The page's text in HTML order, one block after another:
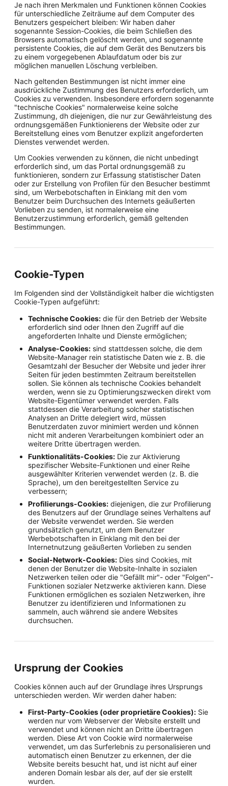
Je nach ihren Merkmalen und Funktionen können Cookies
für unterschiedliche Zeiträume auf dem Computer des
Benutzers gespeichert bleiben: Wir haben daher
sogenannte Session-Cookies, die beim Schließen des
Browsers automatisch gelöscht werden, und sogenannte
persistente Cookies, die auf dem Gerät des Benutzers bis
zu einem vorgegebenen Ablaufdatum oder bis zur
möglichen manuellen Löschung verbleiben.
Nach geltenden Bestimmungen ist nicht immer eine
ausdrückliche Zustimmung des Benutzers erforderlich, um
Cookies zu verwenden. Insbesondere erfordern sogenannte
"technische Cookies" normalerweise keine solche
Zustimmung, dh diejenigen, die nur zur Gewährleistung des
ordnungsgemäßen Funktionierens der Website oder zur
Bereitstellung eines vom Benutzer explizit angeforderten
Dienstes verwendet werden.
Um Cookies verwenden zu können, die nicht unbedingt
erforderlich sind, um das Portal ordnungsgemäß zu
funktionieren, sondern zur Erfassung statistischer Daten
oder zur Erstellung von Profilen für den Besucher bestimmt
sind, um Werbebotschaften in Einklang mit den vom
Benutzer beim Durchsuchen des Internets geäußerten
Vorlieben zu senden, ist normalerweise eine
Benutzerzustimmung erforderlich, gemäß geltenden
Bestimmungen.
Cookie-Typen
Im Folgenden sind der Vollständigkeit halber die wichtigsten
Cookie-Typen aufgeführt:
Technische Cookies: die für den Betrieb der Website
erforderlich sind oder Ihnen den Zugriff auf die
angeforderten Inhalte und Dienste ermöglichen;
Analyse-Cookies: sind stattdessen solche, die dem
Website-Manager rein statistische Daten wie z. B. die
Gesamtzahl der Besucher der Website und jeder ihrer
Seiten für jeden bestimmten Zeitraum bereitstellen
sollen. Sie können als technische Cookies behandelt
werden, wenn sie zu Optimierungszwecken direkt vom
Website-Eigentümer verwendet werden. Falls
stattdessen die Verarbeitung solcher statistischen
Analysen an Dritte delegiert wird, müssen
Benutzerdaten zuvor minimiert werden und können
nicht mit anderen Verarbeitungen kombiniert oder an
weitere Dritte übertragen werden.
Funktionalitäts-Cookies: Die zur Aktivierung
spezifischer Website-Funktionen und einer Reihe
ausgewählter Kriterien verwendet werden (z. B. die
Sprache), um den bereitgestellten Service zu
verbessern;
Profilierungs-Cookies: diejenigen, die zur Profilierung
des Benutzers auf der Grundlage seines Verhaltens auf
der Website verwendet werden. Sie werden
grundsätzlich genutzt, um dem Benutzer
Werbebotschaften in Einklang mit den bei der
Internetnutzung geäußerten Vorlieben zu senden
Social-Network-Cookies: Dies sind Cookies, mit
denen der Benutzer die Website-Inhalte in sozialen
Netzwerken teilen oder die "Gefällt mir"- oder "Folgen"-
Funktionen sozialer Netzwerke aktivieren kann. Diese
Funktionen ermöglichen es sozialen Netzwerken, ihre
Benutzer zu identifizieren und Informationen zu
sammeln, auch während sie andere Websites
durchsuchen.
Ursprung der Cookies
Cookies können auch auf der Grundlage ihres Ursprungs
unterschieden werden. Wir werden daher haben:
First-Party-Cookies (oder proprietäre Cookies): Sie
werden nur vom Webserver der Website erstellt und
verwendet und können nicht an Dritte übertragen
werden. Diese Art von Cookie wird normalerweise
verwendet, um das Surferlebnis zu personalisieren und
automatisch einen Benutzer zu erkennen, der die
Website bereits besucht hat, und ist nicht auf einer
anderen Domain lesbar als der, auf der sie erstellt
wurden.